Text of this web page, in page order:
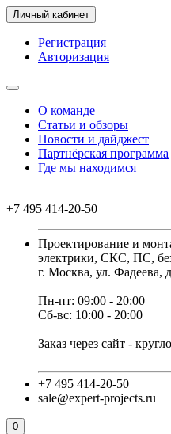
Личный кабинет
Регистрация
Авторизация
О команде
Статьи и обзоры
Новости и дайджест
Партнёрская программа
Где мы находимся
+7 495 414-20-50
Проектирование и
электрики, СКС, ПС,
г. Москва, ул. Фадеева,
Пн-пт: 09:00 - 20:00
Сб-вс: 10:00 - 20:00
Заказ через сайт -
+7 495 414-20-50
sale@expert-projects.ru
0